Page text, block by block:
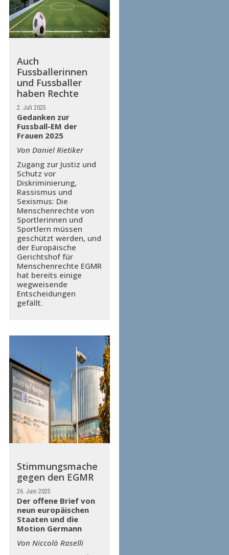
Auch
Fussballerinnen
und Fussballer
haben Rechte
2. Juli 2025
Gedanken zur
Fussball-EM der
Frauen 2025
Von Daniel Rietiker
Zugang zur Justiz und
Schutz vor
Diskriminierung,
Rassismus und
Sexismus: Die
Menschenrechte von
Sportlerinnen und
Sportlern müssen
geschützt werden, und
der Europäische
Gerichtshof für
Menschenrechte EGMR
hat bereits einige
wegweisende
Entscheidungen
gefällt.
Stimmungsmache
gegen den EGMR
26. Juni 2025
Der offene Brief von
neun europäischen
Staaten und die
Motion Germann
Von Niccolò Raselli